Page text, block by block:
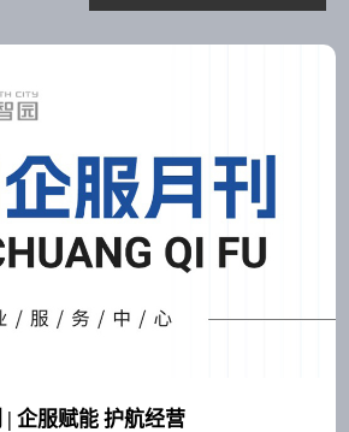
| 企服赋能 护航经营